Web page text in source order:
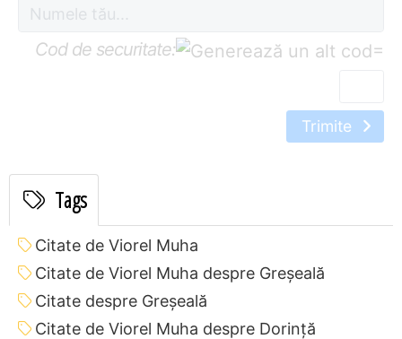
Cod de securitate: =
Trimite
Tags
Citate de Viorel Muha
Citate de Viorel Muha despre Greșeală
Citate despre Greșeală
Citate de Viorel Muha despre Dorință